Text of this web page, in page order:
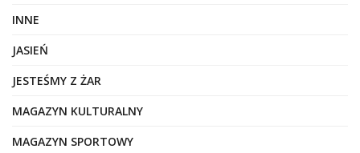
INNE
JASIEŃ
JESTEŚMY Z ŻAR
MAGAZYN KULTURALNY
MAGAZYN SPORTOWY